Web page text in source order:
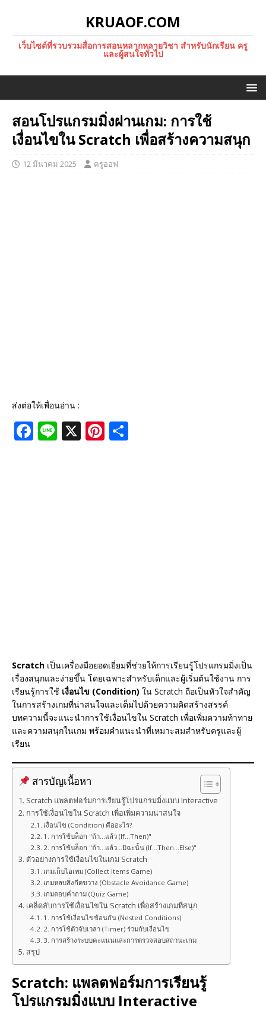
KRUAOF.COM
เว็บไซต์ที่รวบรวมสื่อการสอนหลากหลายวิชา สำหรับนักเรียน ครู
และผู้สนใจทั่วไป
สอนโปรแกรมมิ่งผ่านเกม: การใช้
เงื่อนไขใน Scratch เพื่อสร้างความสนุก
12 มีนาคม 2025 ครูออฟ
ส่งต่อให้เพื่อนอ่าน :
F Li X Pi
Scratch เป็นเครื่องมือยอดเยี่ยมที่ช่วยให้การเรียนรู้โปรแกรมมิ่งเป็น
เรื่องสนุกและง่ายขึ้น โดยเฉพาะสำหรับเด็กและผู้เริ่มต้นใช้งาน การ
เรียนรู้การใช้ เงื่อนไข (Condition) ใน Scratch ถือเป็นหัวใจสำคัญ
ในการสร้างเกมที่น่าสนใจและเต็มไปด้วยความคิดสร้างสรรค์
บทความนี้จะแนะนำการใช้เงื่อนไขใน Scratch เพื่อเพิ่มความท้าทาย
และความสนุกในเกม พร้อมคำแนะนำที่เหมาะสมสำหรับครูและผู้
เรียน
สารบัญเนื้อหา
Scratch แพลตฟอร์มการเรียนรู้โปรแกรมมิ่งแบบ Interactive
การใช้เงื่อนไขใน Scratch เพื่อเพิ่มความน่าสนใจ
เงื่อนไข (Condition) คืออะไร?
1. การใช้บล็อก "ถ้า...แล้ว (If...Then)"
2. การใช้บล็อก "ถ้า...แล้ว...มิฉะนั้น (If...Then...Else)"
ตัวอย่างการใช้เงื่อนไขในเกม Scratch
เกมเก็บไอเทม (Collect Items Game)
เกมหลบสิ่งกีดขวาง (Obstacle Avoidance Game)
เกมตอบคำถาม (Quiz Game)
เคล็ดลับการใช้เงื่อนไขใน Scratch เพื่อสร้างเกมที่สนุก
1. การใช้เงื่อนไขซ้อนกัน (Nested Conditions)
2. การใช้ตัวจับเวลา (Timer) ร่วมกับเงื่อนไข
3. การสร้างระบบคะแนนและการตรวจสอบสถานะเกม
สรุป
Scratch: แพลตฟอร์มการเรียนรู้
โปรแกรมมิ่งแบบ Interactive